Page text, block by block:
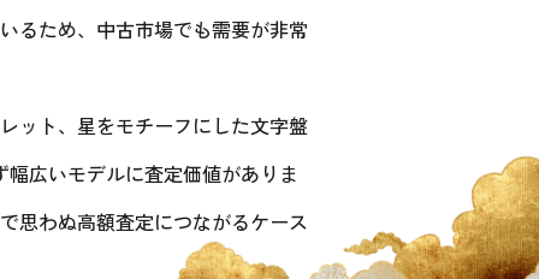
るため、中古市場でも需要が非常
ット、星をモチーフにした文字盤
広いモデルに査定価値がありま
思わぬ高額査定につながるケース